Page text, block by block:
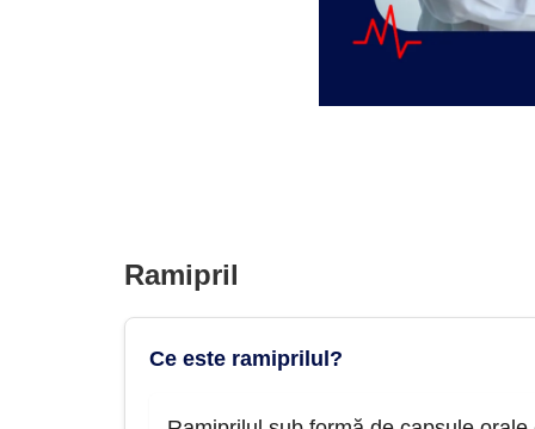
Ramipril
Ce este ramiprilul?